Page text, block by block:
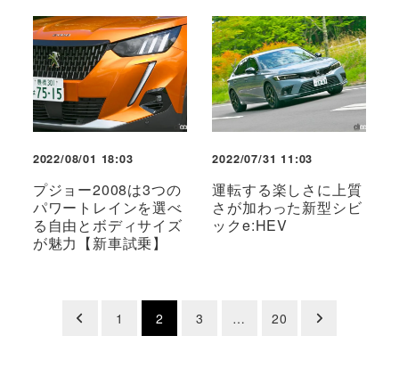
2022/08/01 18:03
プジョー2008は3つの
パワートレインを選べ
る自由とボディサイズ
が魅力【新車試乗】
2022/07/31 11:03
運転する楽しさに上質
さが加わった新型シビ
ックe:HEV
1 2 3 … 20